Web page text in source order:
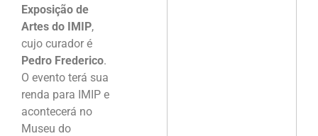
Exposição de
Artes do IMIP,
cujo curador é
Pedro Frederico.
O evento terá sua
renda para IMIP e
acontecerá no
Museu do